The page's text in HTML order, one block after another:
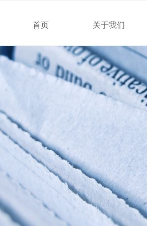
首页 关于我们